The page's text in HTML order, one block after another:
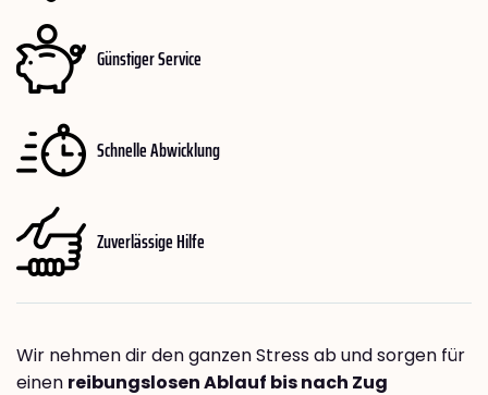
Günstiger Service
Schnelle Abwicklung
Zuverlässige Hilfe
Wir nehmen dir den ganzen Stress ab und sorgen für
einen reibungslosen Ablauf bis nach Zug